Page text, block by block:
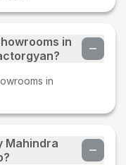
in
in
Mahindra